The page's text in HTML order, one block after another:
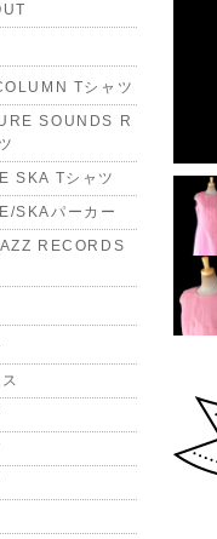
Tシャツ
SOUNDS R
SKA Tシャツ
SKAパーカー
RECORDS